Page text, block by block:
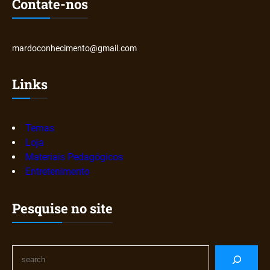
Contate-nos
mardoconhecimento@gmail.com
Links
Temas
Loja
Materiais Pedagógicos
Entretenimento
Pesquise no site